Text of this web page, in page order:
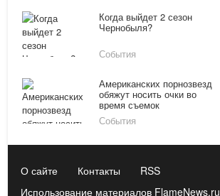
Когда выйдет 2 сезон
Чернобыля?
События
Американских порнозвезд
обяжут носить очки во
время съемок
События
О сайте Контакты
RSS
Использование материалов FlameNews.ru